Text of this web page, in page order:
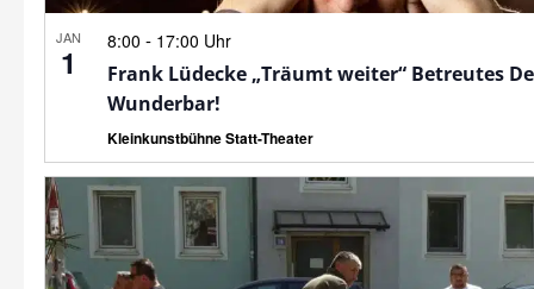
JAN
1
8:00 - 17:00 Uhr
Frank Lüdecke „Träumt weiter“ Betreutes
Wunderbar!
Kleinkunstbühne Statt-Theater